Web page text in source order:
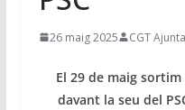
26 maig 2025 CGT
El 29 de maig
davant la seu del